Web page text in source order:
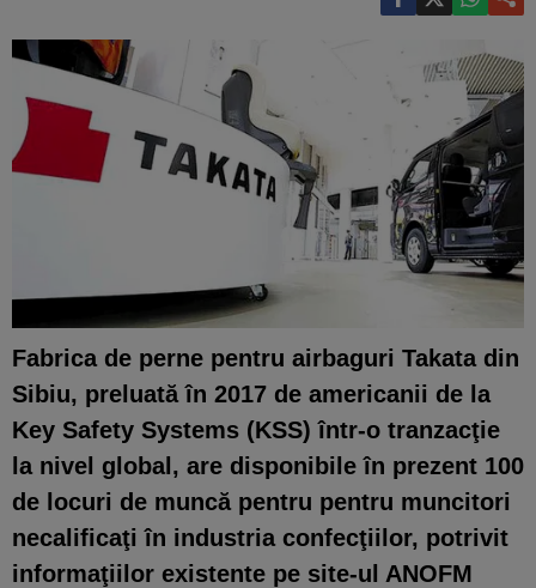
Fabrica de perne pentru airbaguri Takata din
Sibiu, preluată în 2017 de americanii de la
Key Safety Systems (KSS) într-o tranzacţie
la nivel global, are disponibile în prezent 100
de locuri de muncă pentru pentru muncitori
necalificaţi în industria confecţiilor, potrivit
informaţiilor existente pe site-ul ANOFM